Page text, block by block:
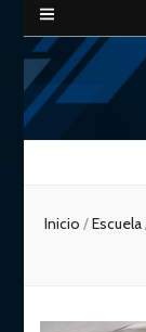
Subsecretaria de
Inicio /Escuela